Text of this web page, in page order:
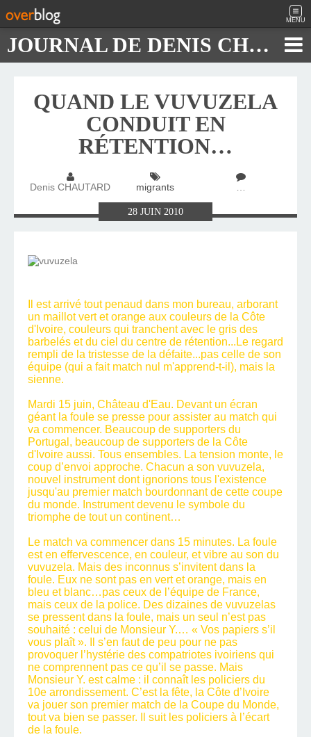
MENU
JOURNAL DE DENIS CHAUTARD
QUAND LE VUVUZELA
CONDUIT EN
RÉTENTION…
Denis CHAUTARD migrants …
28 JUIN 2010
l est arrivé tout penaud dans mon bureau, arborant
un maillot vert et orange aux couleurs de la Côte
d'Ivoire, couleurs qui tranchent avec le gris des
barbelés et du ciel du centre de rétention...Le regard
rempli de la tristesse de la défaite...pas celle de son
équipe (qui a fait match nul m'apprend-t-il), mais la
sienne.
Mardi 15 juin, Château d'Eau. Devant un écran
géant la foule se presse pour assister au match qui
va commencer. Beaucoup de supporters du
Portugal, beaucoup de supporters de la Côte
d'Ivoire aussi. Tous ensembles. La tension monte, le
coup d’envoi approche. Chacun a son vuvuzela,
nouvel instrument dont ignorions tous l'existence
jusqu'au premier match bourdonnant de cette coupe
du monde. Instrument devenu le symbole du
triomphe de tout un continent…
Le match va commencer dans 15 minutes. La foule
est en effervescence, en couleur, et vibre au son du
vuvuzela. Mais des inconnus s’invitent dans la
foule. Eux ne sont pas en vert et orange, mais en
bleu et blanc…pas ceux de l’équipe de France,
mais ceux de la police. Des dizaines de vuvuzelas
se pressent dans la foule, mais un seul n’est pas
souhaité : celui de Monsieur Y.… « Vos papiers s’il
vous plaît ». Il s’en faut de peu pour ne pas
provoquer l’hystérie des compatriotes ivoiriens qui
ne comprennent pas ce qu’il se passe. Mais
Monsieur Y. est calme : il connaît les policiers du
10e arrondissement. C’est la fête, la Côte d’Ivoire
va jouer son premier match de la Coupe du Monde,
tout va bien se passer. Il suit les policiers à l’écart
de la foule.